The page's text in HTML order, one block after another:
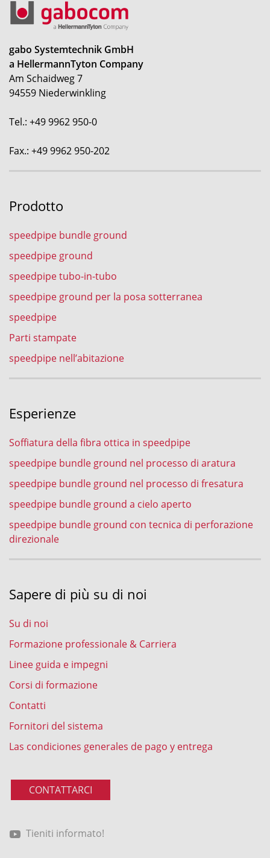
gabo Systemtechnik GmbH
a HellermannTyton Company
Am Schaidweg 7
94559 Niederwinkling
Tel.: +49 9962 950-0
Fax.: +49 9962 950-202
Prodotto
speedpipe bundle ground
speedpipe ground
speedpipe tubo-in-tubo
speedpipe ground per la posa sotterranea
speedpipe
Parti stampate
speedpipe nell’abitazione
Esperienze
Soffiatura della fibra ottica in speedpipe
speedpipe bundle ground nel processo di aratura
speedpipe bundle ground nel processo di fresatura
speedpipe bundle ground a cielo aperto
speedpipe bundle ground con tecnica di perforazione
direzionale
Sapere di più su di noi
Su di noi
Formazione professionale & Carriera
Linee guida e impegni
Corsi di formazione
Contatti
Fornitori del sistema
Las condiciones generales de pago y entrega
CONTATTARCI
Tieniti informato!